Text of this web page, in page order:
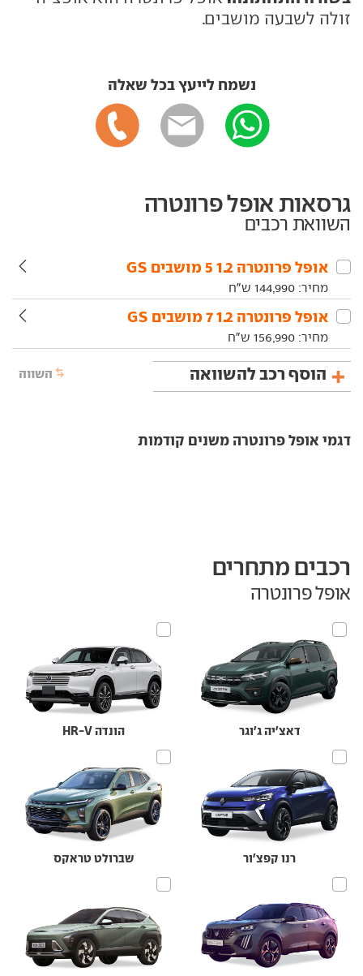
זולה לשבעה מושבים.
נשמח לייעץ בכל שאלה
גרסאות אופל פרונטרה
השוואת רכבים
אופל‏ פרונטרה‏ 1.2 5 מושבים GS
מחיר: 144,990 ש"ח
אופל‏ פרונטרה‏ 1.2 7 מושבים GS
מחיר: 156,990 ש"ח
הוסף רכב להשוואה השווה
דגמי אופל פרונטרה משנים קודמות
רכבים מתחרים
אופל פרונטרה
דאצ'יה ג'וגר הונדה HR-V
רנו קפצ'ור שברולט טראקס